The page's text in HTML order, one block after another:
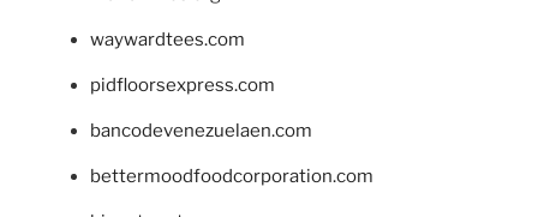
waywardtees.com
pidfloorsexpress.com
bancodevenezuelaen.com
bettermoodfoodcorporation.com